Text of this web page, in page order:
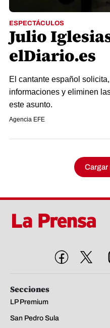
ESPECTÁCULOS
Julio
elDiario.es
El cantante español
informaciones y eliminen
este asunto.
Agencia EFE
Cargar
Secciones
LP Premium
San Pedro Sula